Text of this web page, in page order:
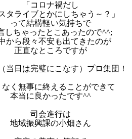
「コロナ禍だし
タライブとかにしちゃう～？」
って結構軽い気持ちで
しちゃったとこあったので^^;
から段々不安も出てきたのが
正直なところですが
当日は完璧にこなす）プロ集団！
なく無事に終えることができて
本当に良かったです^^
司会進行は
地域振興課の小畑さん